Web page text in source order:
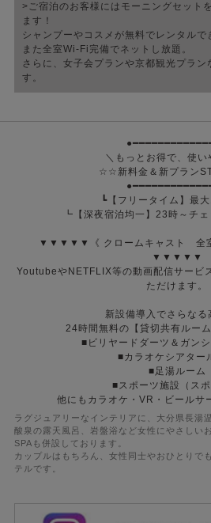
>ご宿泊のお客様にはモーニングセット
ます！
シャンプーやコスメが無料でレンタルで
また全室Wi-Fi完備でネットし放題。
さらに、女子会プランや京都観光プラン
す。
＼もっとお得で、使い
☆☆新料金＆新プラン
┗【フリータイム】最大
┗【深夜宿泊均一】23時～チェ
▼▼▼▼▼《 クロームキャスト 全室
▼▼▼▼▼
YoutubeやNETFLIX等の動画配信サービ
ただけます。
新設備導入でさらなる
24時間無料の【貸切共有ルー
■ビリヤードダーツ＆ガン
■カラオケシアター
■足湯ルーム
■スポーツ施設（スポ
他にもカラオケ・VR・ビールサ
ラグジュアリーなインテリアに、大分県長湯
酸泉の露天風呂、岩盤浴など女性にやさしい
SPAも併設しております。
カップルはもちろん、女性同士やおひとりで
テルです。